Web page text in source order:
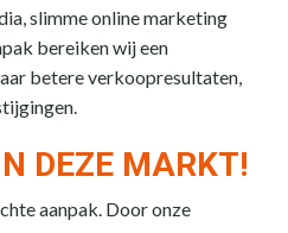
slimme online marketing
bereiken wij een
betere verkoopresultaten,
DEZE MARKT!
aanpak. Door onze